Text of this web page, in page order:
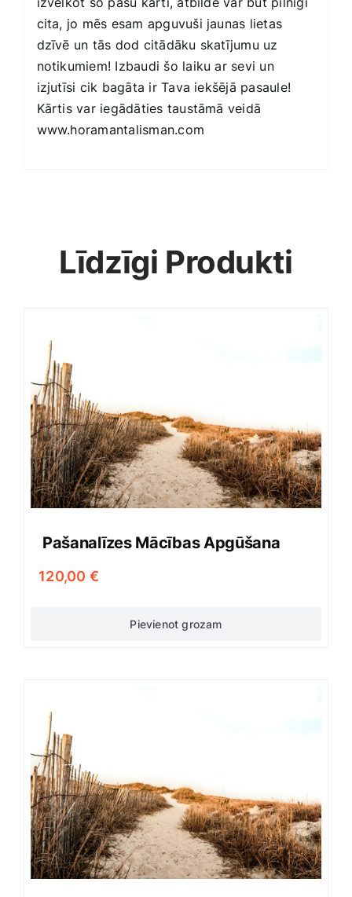
cita, jo mēs esam apguvuši jaunas lietas
dzīvē un tās dod citādāku skatījumu uz
notikumiem! Izbaudi šo laiku ar sevi un
izjutīsi cik bagāta ir Tava iekšējā pasaule!
Kārtis var iegādāties taustāmā veidā
www.horamantalisman.com
Līdzīgi Produkti
Pašanalīzes Mācības Apgūšana
120,00 €
Pievienot grozam